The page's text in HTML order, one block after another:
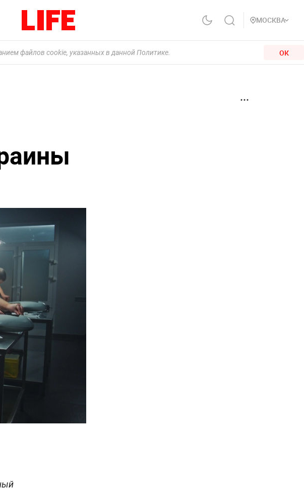
МОСКВА
файлов cookie, указанных в данной Политике. ОК